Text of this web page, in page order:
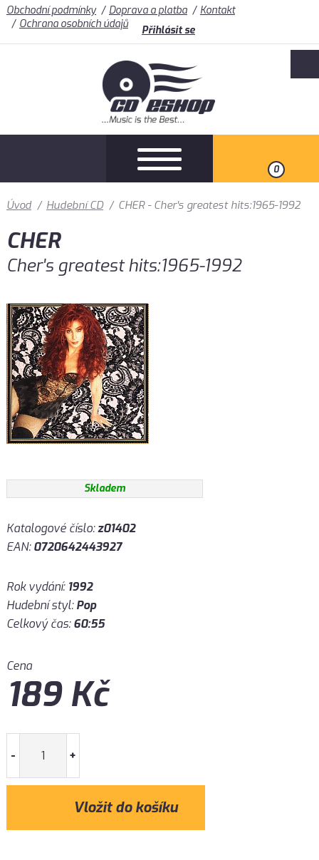
Obchodní podmínky Doprava a platba
Kontakt
Ochrana osobních údajů
Přihlásit se
0
Úvod / Hudební CD / CHER - Cher's greatest hits:1965-1992
CHER
Cher's greatest hits:1965-1992
Skladem
Katalogové číslo:z01402
EAN:0720642443927
Rok vydání: 1992
Hudební styl:Pop
Celkový čas:60:55
Cena
189Kč
- +